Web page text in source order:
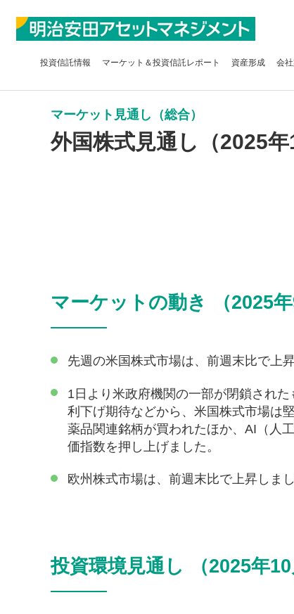
投資信託情報 マーケット＆投資信託レポート 資産形成 会
マーケット見通し（総合）
外国株式見通し（2025年
マーケットの動き （2025年
先週の米国株式市場は、前週末比で上昇
1日より米政府機関の一部が閉鎖され
利下げ期待などから、米国株式市場は
薬品関連銘柄が買われたほか、AI（人
価指数を押し上げました。
欧州株式市場は、前週末比で上昇しまし
投資環境見通し （2025年10